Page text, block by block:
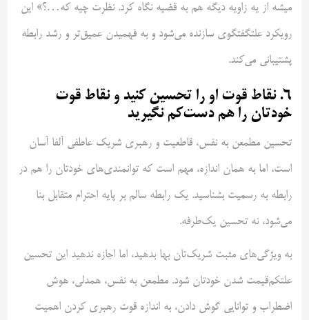
میشه از یه زاویه دیگه هم به قضیه نگاه کرد. نظرت چیه که…؟» این
رویکرد علتگفتگوی سازنده می‌شود و به فهمیدن عمیق‌تر و رشد رابطه
پشتیبانی می‌کند.
۶. نقاط قوت او را تحسین کنید و نقاط قوت
خودتان را هم دست‌کم نگیرید
تحسین مطمعن ‌به ‌نفس، قاطعیت و رهبری شریک عاطفی آلفا آسان
است، اما به همان اندازه، مهم است که توانمندی‌های خودتان را هم در
رابطه به رسمیت بشناسید. یک رابطه سالم بر پایه احترام متقابل بنا
می‌شود، نه تحسین یک‌طرفه.
به ویژگی‌های مثبت شریک‌تان بها بدهید، اما اجازه ندهید این تحسین
علتکم‌قیمت ‌شدن خودتان شود. مطمعن‌ به‌ نفس، همدلی، هوش
اضطراب و توانایی گوش ‌دادن، به ‌اندازه قوت رهبری کردن اهمیت